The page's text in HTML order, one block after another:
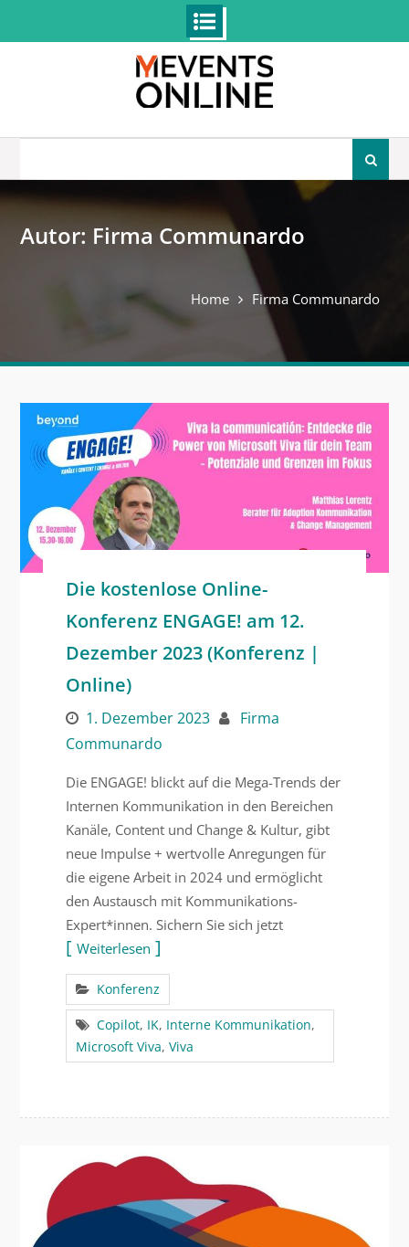
Autor: Firma Communardo
Home Firma Communardo
Die kostenlose Online-
Konferenz ENGAGE! am 12.
Dezember 2023 (Konferenz |
Online)
1. Dezember 2023
Firma
Communardo
Die ENGAGE! blickt auf die Mega-Trends der
Internen Kommunikation in den Bereichen
Kanäle, Content und Change & Kultur, gibt
neue Impulse + wertvolle Anregungen für
die eigene Arbeit in 2024 und ermöglicht
den Austausch mit Kommunikations-
Expert*innen. Sichern Sie sich jetzt
Weiterlesen
Konferenz
Copilot, IK, Interne Kommunikation,
Microsoft Viva, Viva